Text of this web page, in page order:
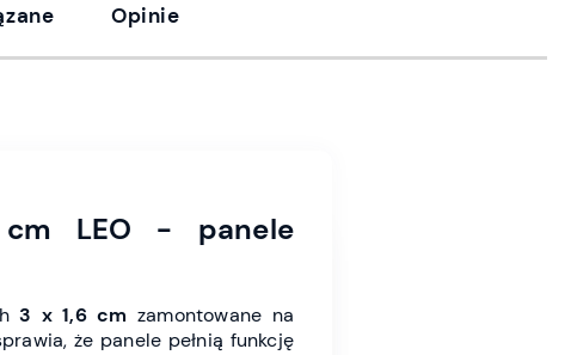
Opinie
LEO - panele
3 x 1,6 cm zamontowane na
że panele pełnią funkcję